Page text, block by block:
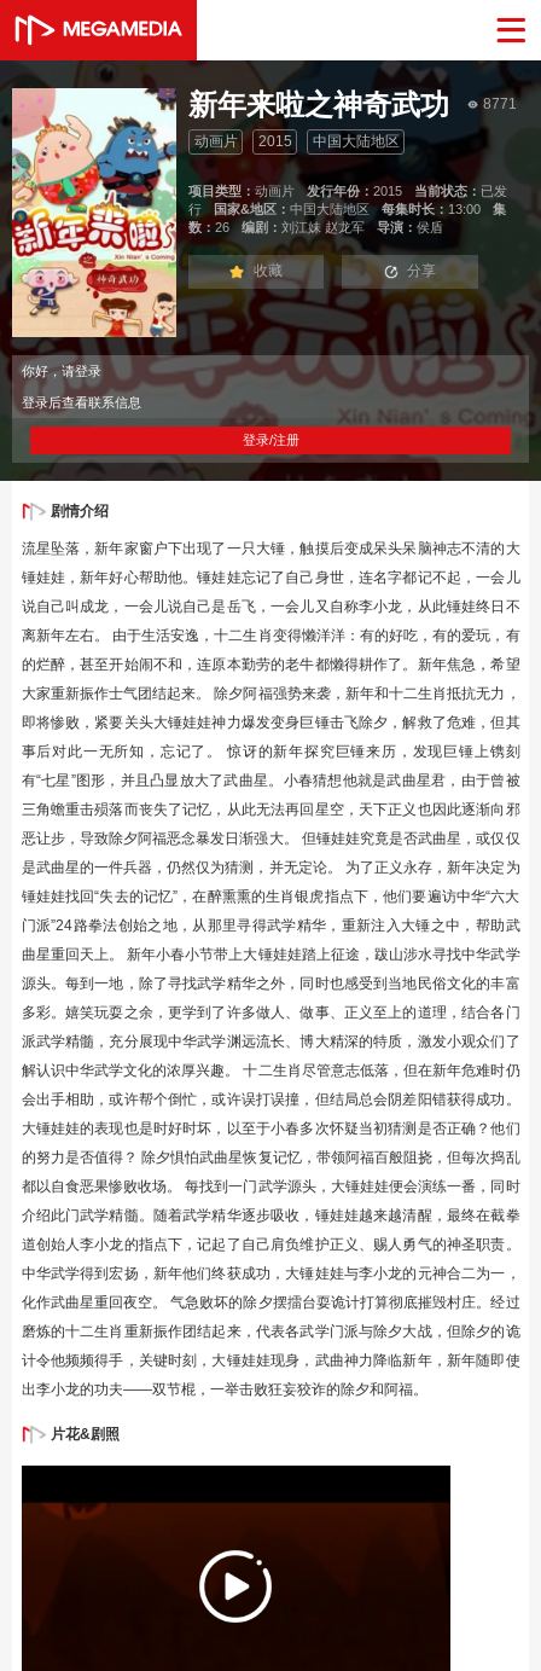
新年来啦之神奇武功 8771
动画片 2015 中国大陆地区
项目类型： 动画片 发行年份： 2015 当前状态： 已发
行
国家&地区： 中国大陆地区 每集时长： 13:00
集
数： 26 编剧： 刘江妹 赵龙军 导演： 侯盾
收藏 分享
你好，请登录
登录后查看联系信息
登录/注册
剧情介绍
流星坠落，新年家窗户下出现了一只大锤，触摸后变成呆头呆脑神志不清的大
锤娃娃，新年好心帮助他。锤娃娃忘记了自己身世，连名字都记不起，一会儿
说自己叫成龙，一会儿说自己是岳飞，一会儿又自称李小龙，从此锤娃终日不
离新年左右。 由于生活安逸，十二生肖变得懒洋洋：有的好吃，有的爱玩，有
的烂醉，甚至开始闹不和，连原本勤劳的老牛都懒得耕作了。新年焦急，希望
大家重新振作士气团结起来。 除夕阿福强势来袭，新年和十二生肖抵抗无力，
即将惨败，紧要关头大锤娃娃神力爆发变身巨锤击飞除夕，解救了危难，但其
事后对此一无所知，忘记了。 惊讶的新年探究巨锤来历，发现巨锤上镌刻
有“七星”图形，并且凸显放大了武曲星。小春猜想他就是武曲星君，由于曾被
三角蟾重击殒落而丧失了记忆，从此无法再回星空，天下正义也因此逐渐向邪
恶让步，导致除夕阿福恶念暴发日渐强大。 但锤娃娃究竟是否武曲星，或仅仅
是武曲星的一件兵器，仍然仅为猜测，并无定论。 为了正义永存，新年决定为
锤娃娃找回“失去的记忆”，在醉熏熏的生肖银虎指点下，他们要遍访中华“六大
门派”24路拳法创始之地，从那里寻得武学精华，重新注入大锤之中，帮助武
曲星重回天上。 新年小春小节带上大锤娃娃踏上征途，跋山涉水寻找中华武学
源头。每到一地，除了寻找武学精华之外，同时也感受到当地民俗文化的丰富
多彩。嬉笑玩耍之余，更学到了许多做人、做事、正义至上的道理，结合各门
派武学精髓，充分展现中华武学渊远流长、博大精深的特质，激发小观众们了
解认识中华武学文化的浓厚兴趣。 十二生肖尽管意志低落，但在新年危难时仍
会出手相助，或许帮个倒忙，或许误打误撞，但结局总会阴差阳错获得成功。
大锤娃娃的表现也是时好时坏，以至于小春多次怀疑当初猜测是否正确？他们
的努力是否值得？ 除夕惧怕武曲星恢复记忆，带领阿福百般阻挠，但每次捣乱
都以自食恶果惨败收场。 每找到一门武学源头，大锤娃娃便会演练一番，同时
介绍此门武学精髓。随着武学精华逐步吸收，锤娃娃越来越清醒，最终在截拳
道创始人李小龙的指点下，记起了自己肩负维护正义、赐人勇气的神圣职责。
中华武学得到宏扬，新年他们终获成功，大锤娃娃与李小龙的元神合二为一，
化作武曲星重回夜空。 气急败坏的除夕摆擂台耍诡计打算彻底摧毁村庄。经过
磨炼的十二生肖重新振作团结起来，代表各武学门派与除夕大战，但除夕的诡
计令他频频得手，关键时刻，大锤娃娃现身，武曲神力降临新年，新年随即使
出李小龙的功夫——双节棍，一举击败狂妄狡诈的除夕和阿福。
片花&剧照